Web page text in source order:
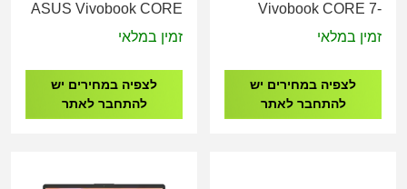
Vivobook CORE 7-
150U/16GB/512GB/15.6"/WIN11
X1504VA-BQ632W
זמין במלאי
לצפיה במחירים יש
להתחבר לאתר
ASUS Vivobook CORE
5-
X1504MA-E8341
זמין במלאי
לצפיה במחירים יש
להתחבר לאתר